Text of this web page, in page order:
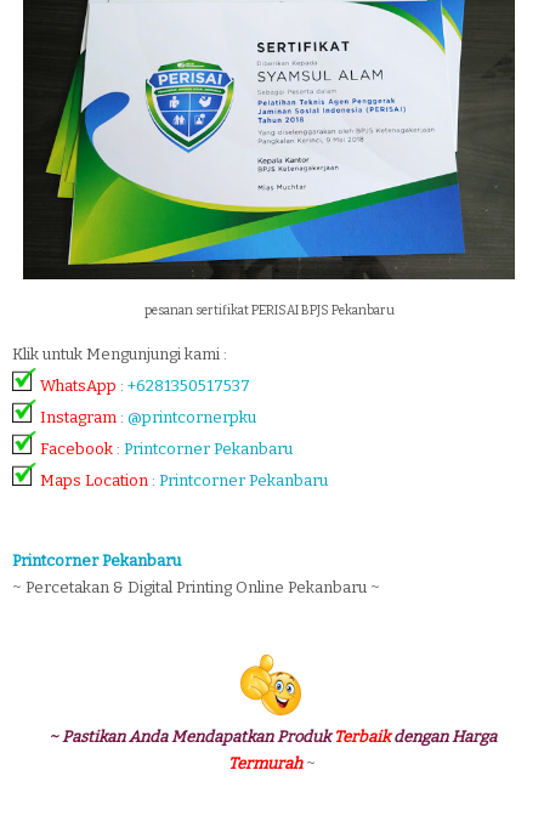
pesanan sertifikat PERISAI BPJS Pekanbaru
Klik untuk Mengunjungi kami :
WhatsApp : +6281350517537
Instagram : @printcornerpku
Facebook : Printcorner Pekanbaru
Maps Location : Printcorner Pekanbaru
Printcorner Pekanbaru
~ Percetakan & Digital Printing Online Pekanbaru ~
~ Pastikan Anda Mendapatkan ProdukTerbaikdengan Harga
Termurah~